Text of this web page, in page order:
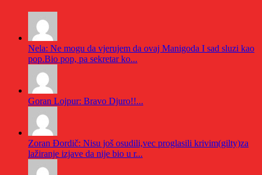
Nela: Ne mogu da vjerujem da ovaj Manigoda I sad sluzi kao
pop.Bio pop, pa sekretar ko...
Goran Lojpur: Bravo Djuro!!...
Zoran Đordič: Nisu još osudili,vec proglasili krivim(gilty)za
lažiranje izjave da nije bio u r...